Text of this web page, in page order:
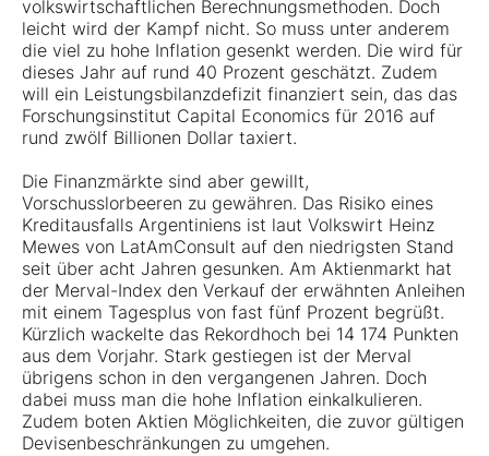
volkswirtschaftlichen Berechnungsmethoden. Doch
leicht wird der Kampf nicht. So muss unter anderem
die viel zu hohe Inflation gesenkt werden. Die wird für
dieses Jahr auf rund 40 Prozent geschätzt. Zudem
will ein Leistungsbilanzdefizit finanziert sein, das das
Forschungsinstitut Capital Economics für 2016 auf
rund zwölf Billionen Dollar taxiert.
Die Finanzmärkte sind aber gewillt,
Vorschusslorbeeren zu gewähren. Das Risiko eines
Kreditausfalls Argentiniens ist laut Volkswirt Heinz
Mewes von LatAmConsult auf den niedrigsten Stand
seit über acht Jahren gesunken. Am Aktienmarkt hat
der Merval-Index den Verkauf der erwähnten Anleihen
mit einem Tagesplus von fast fünf Prozent begrüßt.
Kürzlich wackelte das Rekordhoch bei 14 174 Punkten
aus dem Vorjahr. Stark gestiegen ist der Merval
übrigens schon in den vergangenen Jahren. Doch
dabei muss man die hohe Inflation einkalkulieren.
Zudem boten Aktien Möglichkeiten, die zuvor gültigen
Devisenbeschränkungen zu umgehen.